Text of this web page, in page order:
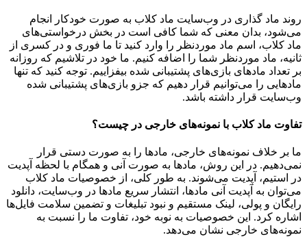
روند ماد گذاری در وب‌سایت ماد کلاب به صورت خودکار انجام
می‌شود، بدان معنی که شما کافی است در بخش درخواستی‌های
ماد کلاب، اسم ماد موردنظر را وارد کنید تا ما فوری و در کسری از
ثانیه، ماد موردنظر شما را اضافه کنیم. ما خود در تلاشیم که روزانه
بر تعداد مادهای بازی‌های پشتیبانی شده بیفزاییم. توجه کنید که تنها
مادهایی را می‌توانیم قرار دهیم که جزو بازی‌های پشتیبانی شده
وب‌سایت قرار داشته باشد.
تفاوت ماد کلاب با نمونه‌های خارجی در چیست؟
ما بر خلاف نمونه‌های خارجی، مادها را به صورت دستی قرار
نمی‌دهیم. در این روش، مادها به صورت آنی و همگام با لحظه آپدیت
در استیم، آپدیت می‌شوند. به طور کلی، از خصوصیات ماد کلاب
می‌‌توان به آپدیت آنی مادها، انتشار سریع مادها در وب‌سایت، دانلود
رایگان و پولی، لینک مستقیم و نبود تبلیغات و تضمین سلامت فایل‌ها
اشاره کرد. این خصوصیات به نوبه خود، تفاوت ما را نسبت به
نمونه‌های خارجی نشان می‌دهد.